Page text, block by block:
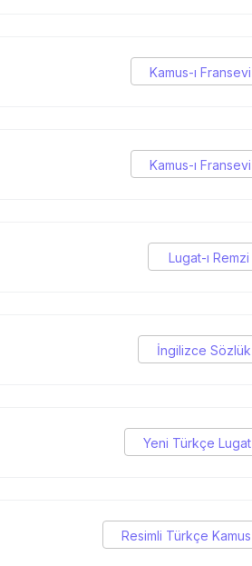
Kamus-ı Fransevi
Kamus-ı Fransevi
Lugat-ı Remzi
İngilizce Sözlük
Yeni Türkçe Lugat
Resimli Türkçe Kamus